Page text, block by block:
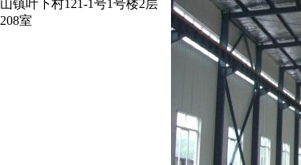
山镇叶下村121-1号1号楼2层
208室